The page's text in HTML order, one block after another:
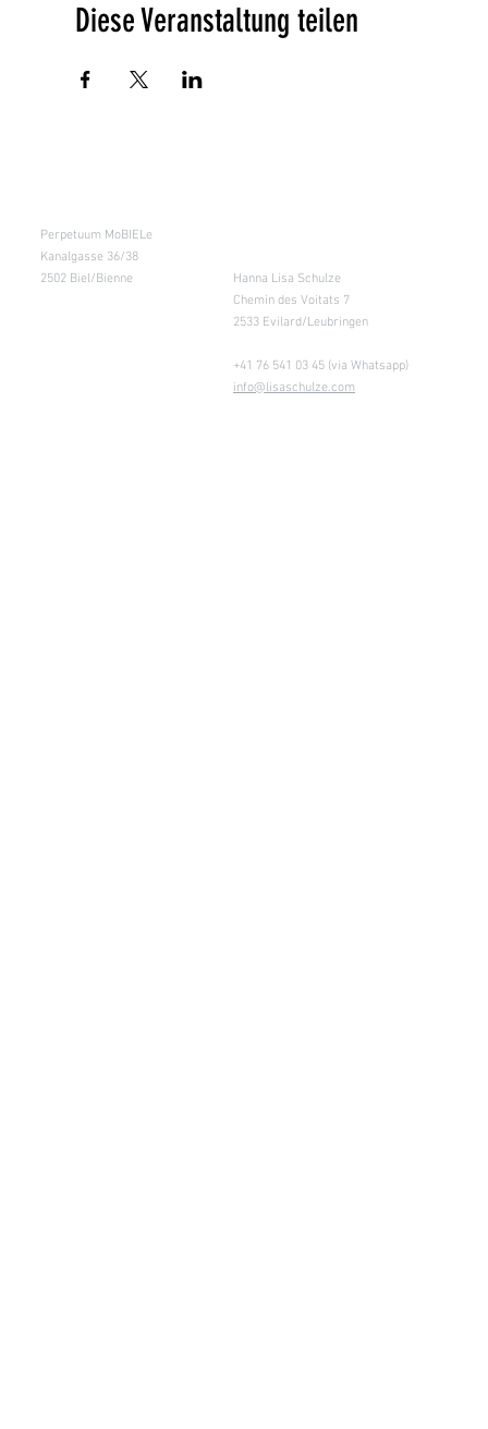
Diese Veranstaltung teilen
Perpetuum MoBIELe
Kanalgasse 36/38
2502 Biel/Bienne
Hanna Lisa Schulze
Chemin des Voitats 7
2533 Evilard/Leubringen
+41 76 541 03 45 (via Whatsapp)
info@lisaschulze.com